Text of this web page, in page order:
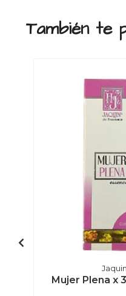
También te
Mujer Plena x